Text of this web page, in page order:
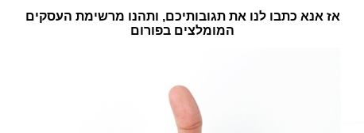
אז אנא כתבו לנו את תגובותיכם, ותהנו מרשימת העסקים
המומלצים בפורום